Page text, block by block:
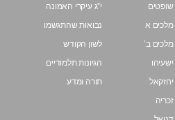
שופטים
מלכים א
מלכים ב’
ישעיהו
יחזקאל
זכריה
י”ג עיקרי האמונה
נבואות שהתגשמו
לשון הקודש
הגיונות תלמודיים
תורה ומדע